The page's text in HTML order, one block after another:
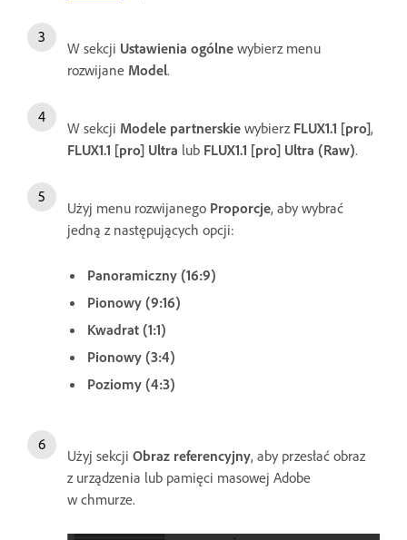
W sekcji Ustawienia ogólne wybierz menu
rozwijane Model.
W sekcji Modele partnerskie wybierz FLUX1.1 [pro],
FLUX1.1 [pro] Ultra lub FLUX1.1 [pro] Ultra (Raw).
Użyj menu rozwijanego Proporcje, aby wybrać
jedną z następujących opcji:
Panoramiczny (16:9)
Pionowy (9:16)
Kwadrat (1:1)
Pionowy (3:4)
Poziomy (4:3)
Użyj sekcji Obraz referencyjny, aby przesłać obraz
z urządzenia lub pamięci masowej Adobe
w chmurze.